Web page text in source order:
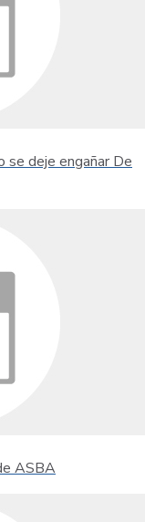
se deje engañar De
ASBA